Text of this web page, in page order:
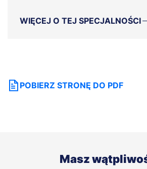
WIĘCEJ O TEJ SPECJALNOŚCI
POBIERZ STRONĘ DO PDF
Masz